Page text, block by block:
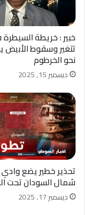
خبير : خريطة
تتغير وسقوط الأبيض
نحو الخرطوم
ديسمبر 15, 2025
تحذير خطير يضع
شمال السودان تحت
ديسمبر 17, 2025